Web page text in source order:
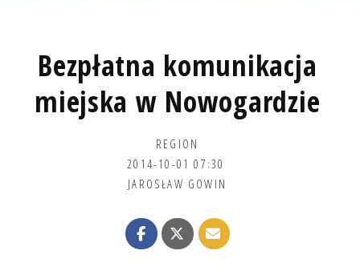
Bezpłatna komunikacja
miejska w Nowogardzie
REGION
2014-10-01 07:30
JAROSŁAW GOWIN